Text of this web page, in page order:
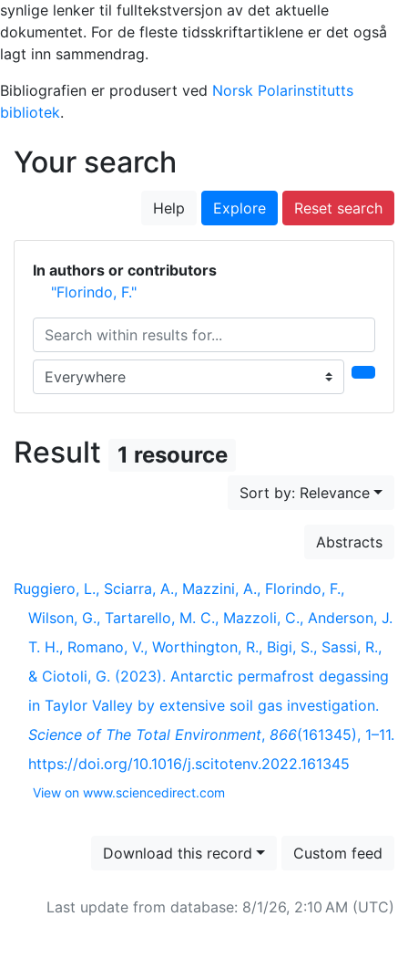
synlige lenker til fulltekstversjon av det aktuelle
dokumentet. For de fleste tidsskriftartiklene er det også
lagt inn sammendrag.
Bibliografien er produsert ved Norsk Polarinstitutts
bibliotek.
Your search
Help Explore Reset search
In authors or contributors
"Florindo, F."
Search within results for...
Search in...
Result 1 resource
Sort by: Relevance
Abstracts
Ruggiero, L., Sciarra, A., Mazzini, A., Florindo, F.,
Wilson, G., Tartarello, M. C., Mazzoli, C., Anderson, J.
T. H., Romano, V., Worthington, R., Bigi, S., Sassi, R.,
& Ciotoli, G. (2023). Antarctic permafrost degassing
in Taylor Valley by extensive soil gas investigation.
Science of The Total Environment, 866(161345), 1–11.
https://doi.org/10.1016/j.scitotenv.2022.161345
View on www.sciencedirect.com
Download this record Custom feed
Last update from database: 8/1/26, 2:10 AM (UTC)